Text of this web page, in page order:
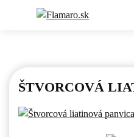
ŠTVORCOVÁ